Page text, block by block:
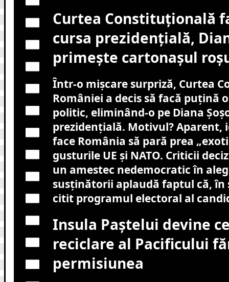
Curtea Constituțională
cursa prezidențială,
primește cartonașul
Într-o mișcare surpriză, Curtea
României a decis să facă puțină
politic, eliminând-o pe Diana
prezidențială. Motivul? Aparent,
face România să pară prea
gusturile UE și NATO. Criticii
un amestec nedemocratic în
susținătorii aplaudă faptul că, în
citit programul electoral al
Insula Paștelui devine
reciclare al Pacificului
permisiunea